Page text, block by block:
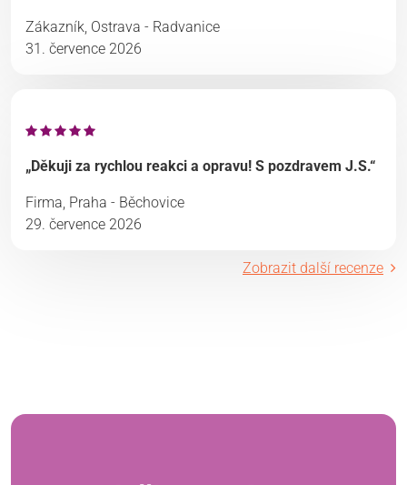
Zákazník, Ostrava - Radvanice
31. července 2026
„Děkuji za rychlou reakci a opravu! S pozdravem J.S.“
Firma, Praha - Běchovice
29. července 2026
Zobrazit další recenze